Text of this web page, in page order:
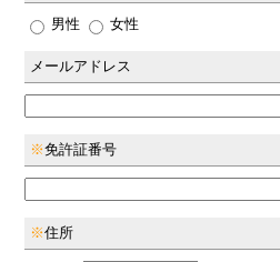
男性 女性
メールアドレス
※免許証番号
※住所